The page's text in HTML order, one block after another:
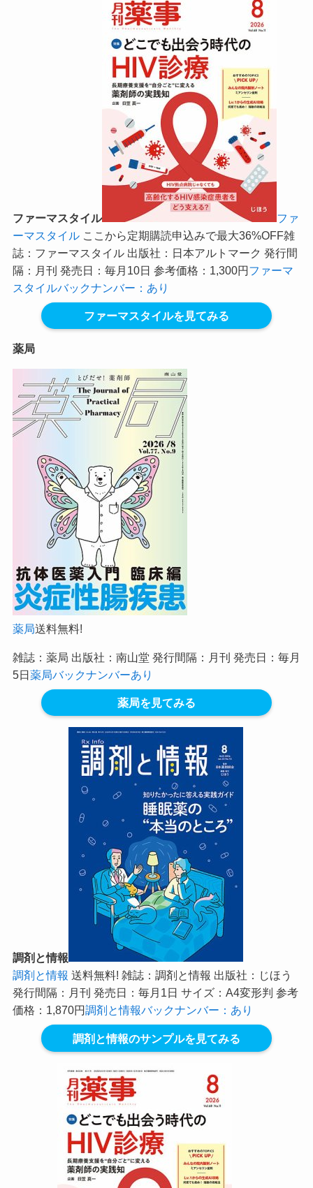
ファーマスタイル
ファ
ーマスタイル ここから定期購読申込みで最大36%OFF雑
誌：ファーマスタイル 出版社：日本アルトマーク 発行間
隔：月刊 発売日：毎月10日 参考価格：1,300円ファーマ
スタイルバックナンバー：あり
ファーマスタイルを見てみる
薬局
薬局送料無料!
雑誌：薬局 出版社：南山堂 発行間隔：月刊 発売日：毎月
5日薬局バックナンバーあり
薬局を見てみる
調剤と情報
調剤と情報 送料無料! 雑誌：調剤と情報 出版社：じほう
発行間隔：月刊 発売日：毎月1日 サイズ：A4変形判 参考
価格：1,870円調剤と情報バックナンバー：あり
調剤と情報のサンプルを見てみる